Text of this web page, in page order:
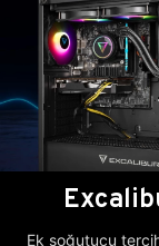
Ek soğutucu